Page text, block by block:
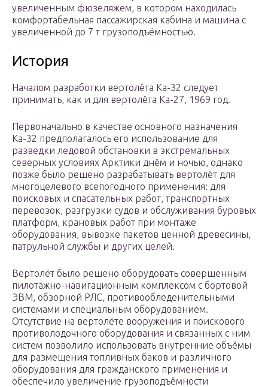
увеличенным фюзеляжем, в котором находилась
комфортабельная пассажирская кабина и машина с
увеличенной до 7 т грузоподъёмностью.
История
Началом разработки вертолёта Ка-32 следует
принимать, как и для вертолёта Ка-27, 1969 год.
Первоначально в качестве основного назначения
Ка-32 предполагалось его использование для
разведки ледовой обстановки в экстремальных
северных условиях Арктики днём и ночью, однако
позже было решено разрабатывать вертолёт для
многоцелевого всепогодного применения: для
поисковых и спасательных работ, транспортных
перевозок, разгрузки судов и обслуживания буровых
платформ, крановых работ при монтаже
оборудования, вывозке пакетов ценной древесины,
патрульной службы и других целей.
Вертолёт было решено оборудовать совершенным
пилотажно-навигационным комплексом с бортовой
ЭВМ, обзорной РЛС, противообледенительными
системами и специальным оборудованием.
Отсутствие на вертолёте вооружения и поискового
противолодочного оборудования и связанных с ним
систем позволило использовать внутренние объёмы
для размещения топливных баков и различного
оборудования для гражданского применения и
обеспечило увеличение грузоподъёмности